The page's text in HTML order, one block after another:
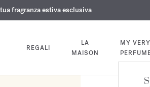
OUDvelvet moodnel tuo ordine*
e gli oli per il corpo fino al 9 agosto
fragranza estiva esclusiva
REGALI
LA
MAISON
MY